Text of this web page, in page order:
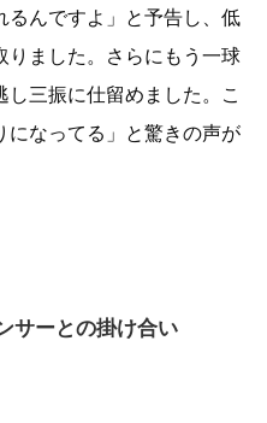
るんですよ」と予告し、低
りました。さらにもう一球
三振に仕留めました。こ
になってる」と驚きの声が
サーとの掛け合い